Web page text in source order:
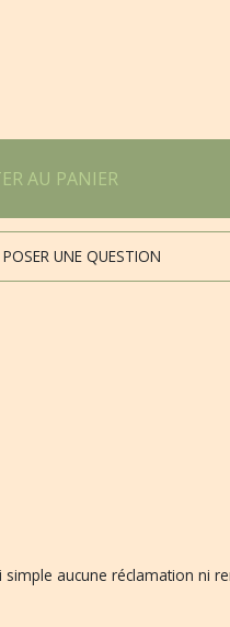
AU PANIER
UNE QUESTION
aucune réclamation ni